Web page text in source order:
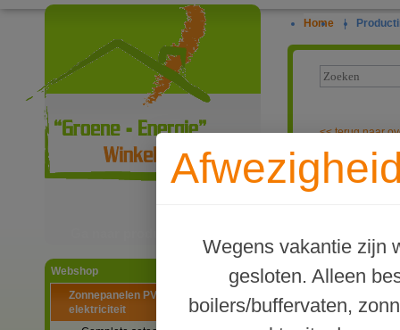
Webshop
Zonnepanelen PV-systemen
elektriciteit
Home |
Wegens vakantie zijn
gesloten. Alleen
boilers/buffervaten,
<<terug naar
Clickfit EVO